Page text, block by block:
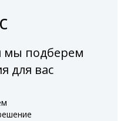
мы подберем
для вас